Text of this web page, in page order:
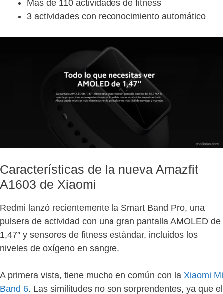
Más de 110 actividades de fitness
3 actividades con reconocimiento automático
Características de la nueva Amazfit
A1603 de Xiaomi
Redmi lanzó recientemente la Smart Band Pro, una
pulsera de actividad con una gran pantalla AMOLED de
1,47″ y sensores de fitness estándar, incluidos los
niveles de oxígeno en sangre.
A primera vista, tiene mucho en común con la Xiaomi Mi
Band 6. Las similitudes no son sorprendentes, ya que el